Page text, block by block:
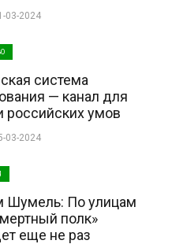
03-2024
система
— канал для
российских умов
03-2024
Шумель: По улицам
полк»
еще не раз